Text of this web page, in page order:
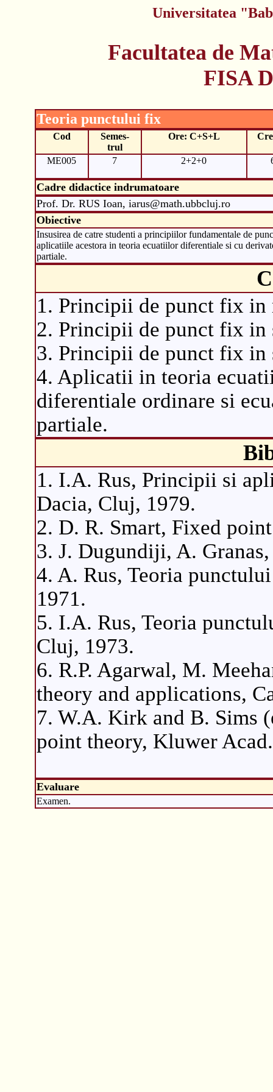
Universitatea
Facultatea de
FISA
Teoria punctului fix
Cod
Semes-
trul
Ore: C+S+L
ME005 7 2+2+0
Cadre didactice indrumatoare
Prof. Dr. RUS Ioan, iarus@math.ubbcluj.ro
Obiective
Insusirea de catre studenti a principiilor fundamentale de
aplicatiile acestora in teoria ecuatiilor diferentiale si cu
partiale.
1. Principii de punct fix in
2. Principii de punct fix in
3. Principii de punct fix in
4. Aplicatii in teoria
diferentiale ordinare si
partiale.
1. I.A. Rus, Principii si
Dacia, Cluj, 1979.
2. D. R. Smart, Fixed
3. J. Dugundiji, A.
4. A. Rus, Teoria
1971.
5. I.A. Rus, Teoria
Cluj, 1973.
6. R.P. Agarwal, M.
theory and applications,
7. W.A. Kirk and B. Sims
point theory, Kluwer
Evaluare
Examen.